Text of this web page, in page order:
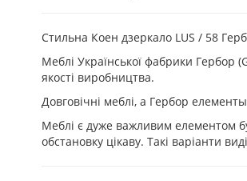
Стильна Коен дзеркало LUS / 58
Меблі Української фабрики Гербор
якості виробництва.
Довговічні меблі, а Гербор
Меблі є дуже важливим елементом
обстановку цікаву. Такі варіанти